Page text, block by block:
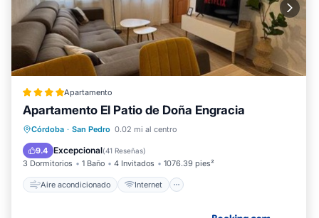
Apartamento
Apartamento El Patio de Doña Engracia
Córdoba · San Pedro 0.02 mi al centro
9.4 Excepcional(41 Reseñas)
3 Dormitorios 1 Baño 4 Invitados 1076.39 pies²
Aire acondicionado Internet
Aire acondicionado
Internet
Apto para niños